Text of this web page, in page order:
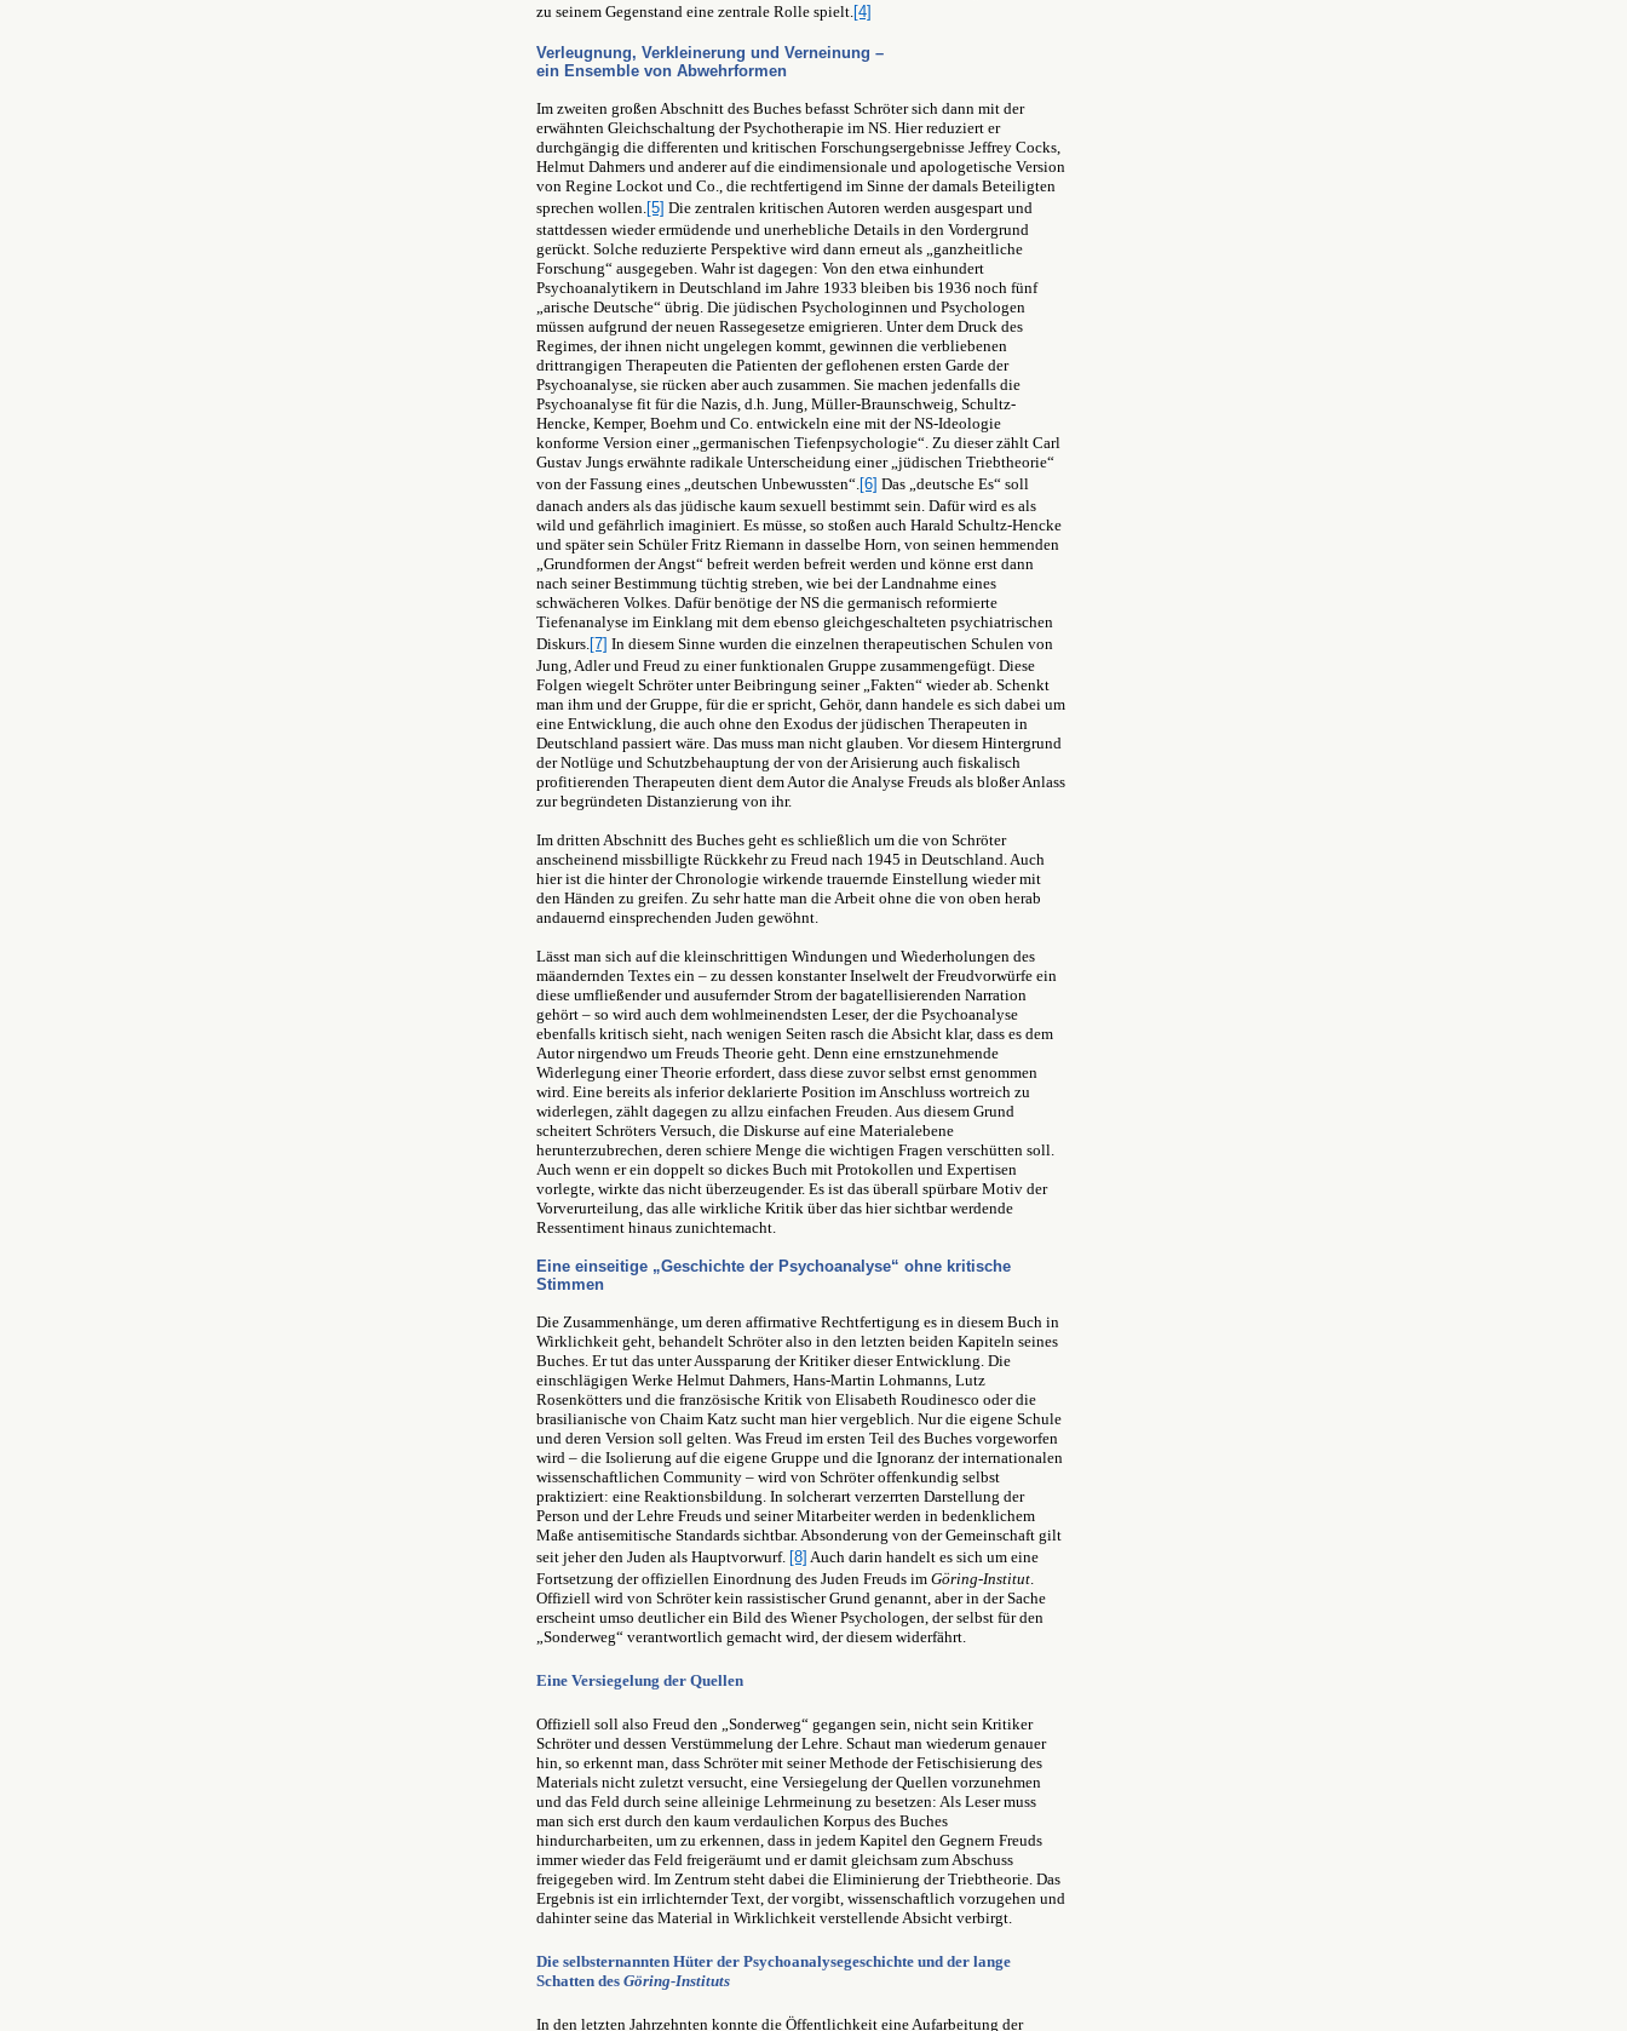
zu seinem Gegenstand eine zentrale Rolle spielt.[4]
Verleugnung, Verkleinerung und Verneinung –
ein Ensemble von Abwehrformen
Im zweiten großen Abschnitt des Buches befasst Schröter sich dann mit der
erwähnten Gleichschaltung der Psychotherapie im NS. Hier reduziert er
durchgängig die differenten und kritischen Forschungsergebnisse Jeffrey Cocks,
Helmut Dahmers und anderer auf die eindimensionale und apologetische Version
von Regine Lockot und Co., die rechtfertigend im Sinne der damals Beteiligten
sprechen wollen.[5] Die zentralen kritischen Autoren werden ausgespart und
stattdessen wieder ermüdende und unerhebliche Details in den Vordergrund
gerückt. Solche reduzierte Perspektive wird dann erneut als „ganzheitliche
Forschung“ ausgegeben. Wahr ist dagegen: Von den etwa einhundert
Psychoanalytikern in Deutschland im Jahre 1933 bleiben bis 1936 noch fünf
„arische Deutsche“ übrig. Die jüdischen Psychologinnen und Psychologen
müssen aufgrund der neuen Rassegesetze emigrieren. Unter dem Druck des
Regimes, der ihnen nicht ungelegen kommt, gewinnen die verbliebenen
drittrangigen Therapeuten die Patienten der geflohenen ersten Garde der
Psychoanalyse, sie rücken aber auch zusammen. Sie machen jedenfalls die
Psychoanalyse fit für die Nazis, d.h. Jung, Müller-Braunschweig, Schultz-
Hencke, Kemper, Boehm und Co. entwickeln eine mit der NS-Ideologie
konforme Version einer „germanischen Tiefenpsychologie“. Zu dieser zählt Carl
Gustav Jungs erwähnte radikale Unterscheidung einer „jüdischen Triebtheorie“
von der Fassung eines „deutschen Unbewussten“.[6] Das „deutsche Es“ soll
danach anders als das jüdische kaum sexuell bestimmt sein. Dafür wird es als
wild und gefährlich imaginiert. Es müsse, so stoßen auch Harald Schultz-Hencke
und später sein Schüler Fritz Riemann in dasselbe Horn, von seinen hemmenden
„Grundformen der Angst“ befreit werden befreit werden und könne erst dann
nach seiner Bestimmung tüchtig streben, wie bei der Landnahme eines
schwächeren Volkes. Dafür benötige der NS die germanisch reformierte
Tiefenanalyse im Einklang mit dem ebenso gleichgeschalteten psychiatrischen
Diskurs.[7] In diesem Sinne wurden die einzelnen therapeutischen Schulen von
Jung, Adler und Freud zu einer funktionalen Gruppe zusammengefügt. Diese
Folgen wiegelt Schröter unter Beibringung seiner „Fakten“ wieder ab. Schenkt
man ihm und der Gruppe, für die er spricht, Gehör, dann handele es sich dabei um
eine Entwicklung, die auch ohne den Exodus der jüdischen Therapeuten in
Deutschland passiert wäre. Das muss man nicht glauben. Vor diesem Hintergrund
der Notlüge und Schutzbehauptung der von der Arisierung auch fiskalisch
profitierenden Therapeuten dient dem Autor die Analyse Freuds als bloßer Anlass
zur begründeten Distanzierung von ihr.
Im dritten Abschnitt des Buches geht es schließlich um die von Schröter
anscheinend missbilligte Rückkehr zu Freud nach 1945 in Deutschland. Auch
hier ist die hinter der Chronologie wirkende trauernde Einstellung wieder mit
den Händen zu greifen. Zu sehr hatte man die Arbeit ohne die von oben herab
andauernd einsprechenden Juden gewöhnt.
Lässt man sich auf die kleinschrittigen Windungen und Wiederholungen des
mäandernden Textes ein – zu dessen konstanter Inselwelt der Freudvorwürfe ein
diese umfließender und ausufernder Strom der bagatellisierenden Narration
gehört – so wird auch dem wohlmeinendsten Leser, der die Psychoanalyse
ebenfalls kritisch sieht, nach wenigen Seiten rasch die Absicht klar, dass es dem
Autor nirgendwo um Freuds Theorie geht. Denn eine ernstzunehmende
Widerlegung einer Theorie erfordert, dass diese zuvor selbst ernst genommen
wird. Eine bereits als inferior deklarierte Position im Anschluss wortreich zu
widerlegen, zählt dagegen zu allzu einfachen Freuden. Aus diesem Grund
scheitert Schröters Versuch, die Diskurse auf eine Materialebene
herunterzubrechen, deren schiere Menge die wichtigen Fragen verschütten soll.
Auch wenn er ein doppelt so dickes Buch mit Protokollen und Expertisen
vorlegte, wirkte das nicht überzeugender. Es ist das überall spürbare Motiv der
Vorverurteilung, das alle wirkliche Kritik über das hier sichtbar werdende
Ressentiment hinaus zunichtemacht.
Eine einseitige „Geschichte der Psychoanalyse“ ohne kritische
Stimmen
Die Zusammenhänge, um deren affirmative Rechtfertigung es in diesem Buch in
Wirklichkeit geht, behandelt Schröter also in den letzten beiden Kapiteln seines
Buches. Er tut das unter Aussparung der Kritiker dieser Entwicklung. Die
einschlägigen Werke Helmut Dahmers, Hans-Martin Lohmanns, Lutz
Rosenkötters und die französische Kritik von Elisabeth Roudinesco oder die
brasilianische von Chaim Katz sucht man hier vergeblich. Nur die eigene Schule
und deren Version soll gelten. Was Freud im ersten Teil des Buches vorgeworfen
wird – die Isolierung auf die eigene Gruppe und die Ignoranz der internationalen
wissenschaftlichen Community – wird von Schröter offenkundig selbst
praktiziert: eine Reaktionsbildung. In solcherart verzerrten Darstellung der
Person und der Lehre Freuds und seiner Mitarbeiter werden in bedenklichem
Maße antisemitische Standards sichtbar. Absonderung von der Gemeinschaft gilt
seit jeher den Juden als Hauptvorwurf. [8] Auch darin handelt es sich um eine
Fortsetzung der offiziellen Einordnung des Juden Freuds im Göring-Institut.
Offiziell wird von Schröter kein rassistischer Grund genannt, aber in der Sache
erscheint umso deutlicher ein Bild des Wiener Psychologen, der selbst für den
„Sonderweg“ verantwortlich gemacht wird, der diesem widerfährt.
Eine Versiegelung der Quellen
Offiziell soll also Freud den „Sonderweg“ gegangen sein, nicht sein Kritiker
Schröter und dessen Verstümmelung der Lehre. Schaut man wiederum genauer
hin, so erkennt man, dass Schröter mit seiner Methode der Fetischisierung des
Materials nicht zuletzt versucht, eine Versiegelung der Quellen vorzunehmen
und das Feld durch seine alleinige Lehrmeinung zu besetzen: Als Leser muss
man sich erst durch den kaum verdaulichen Korpus des Buches
hindurcharbeiten, um zu erkennen, dass in jedem Kapitel den Gegnern Freuds
immer wieder das Feld freigeräumt und er damit gleichsam zum Abschuss
freigegeben wird. Im Zentrum steht dabei die Eliminierung der Triebtheorie. Das
Ergebnis ist ein irrlichternder Text, der vorgibt, wissenschaftlich vorzugehen und
dahinter seine das Material in Wirklichkeit verstellende Absicht verbirgt.
Die selbsternannten Hüter der Psychoanalysegeschichte und der lange
Schatten des Göring-Instituts
In den letzten Jahrzehnten konnte die Öffentlichkeit eine Aufarbeitung der